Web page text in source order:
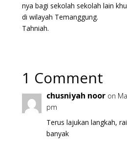
nya bagi sekolah sekolah lain
di wilayah Temanggung.
Tahniah.
1 Comment
chusniyah noor on
pm
Terus lajukan langkah,
banyak